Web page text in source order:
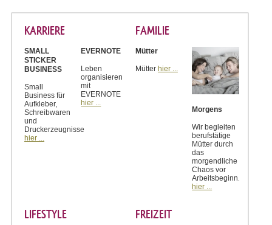
KARRIERE
SMALL
STICKER
BUSINESS
Small
Business für
Aufkleber,
Schreibwaren
und
Druckerzeugnisse
hier ...
EVERNOTE
Leben
organisieren
mit
EVERNOTE
hier ...
FAMILIE
Mütter
Mütter hier ...
Morgens
Wir begleiten
berufstätige
Mütter durch
das
morgendliche
Chaos vor
Arbeitsbeginn.
hier ...
LIFESTYLE FREIZEIT